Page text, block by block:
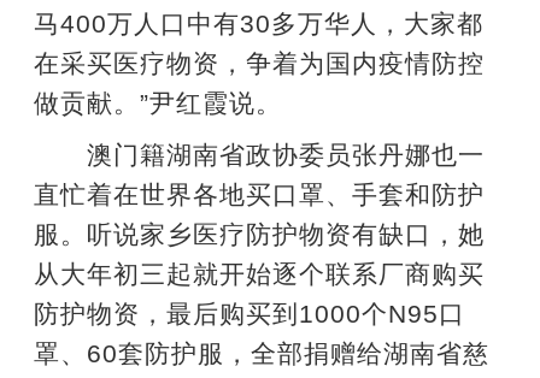
马400万人口中有30多万华人，大家都
在采买医疗物资，争着为国内疫情防控
做贡献。”尹红霞说。
澳门籍湖南省政协委员张丹娜也一
直忙着在世界各地买口罩、手套和防护
服。听说家乡医疗防护物资有缺口，她
从大年初三起就开始逐个联系厂商购买
防护物资，最后购买到1000个N95口
罩、60套防护服，全部捐赠给湖南省慈